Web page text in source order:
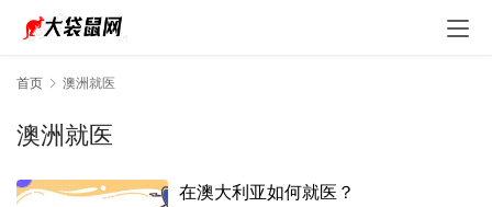
首页 澳洲就医
澳洲就医
在澳大利亚如何就医？